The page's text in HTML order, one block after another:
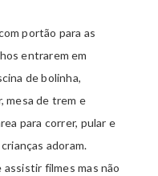
portão para as
entrarem em
de bolinha,
mesa de trem e
para correr, pular e
adoram.
filmes mas não